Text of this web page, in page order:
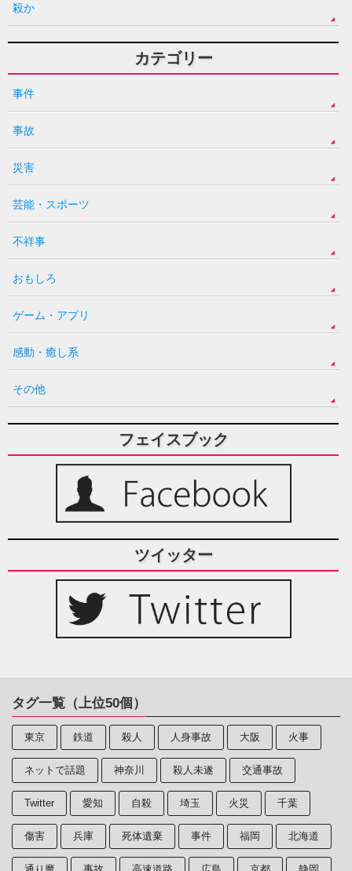
殺か
カテゴリー
事件
事故
災害
芸能・スポーツ
不祥事
おもしろ
ゲーム・アプリ
感動・癒し系
その他
フェイスブック
ツイッター
タグ一覧（上位50個）
東京 鉄道 殺人 人身事故 大阪 火事
ネットで話題 神奈川 殺人未遂 交通事故
Twitter 愛知 自殺 埼玉 火災 千葉
傷害 兵庫 死体遺棄 事件 福岡 北海道
通り魔 事故 高速道路 広島 京都 静岡